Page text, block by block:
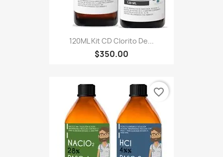
120ML Kit CD Clorito De...
$350.00
favorite_border